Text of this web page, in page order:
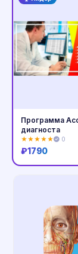
Программа
диагноста
★★★★★ 0
₽1790